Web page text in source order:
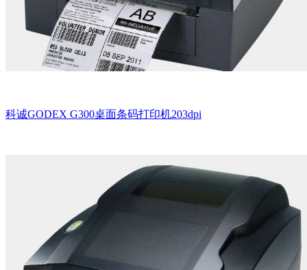
科诚GODEX G300桌面条码打印机203dpi